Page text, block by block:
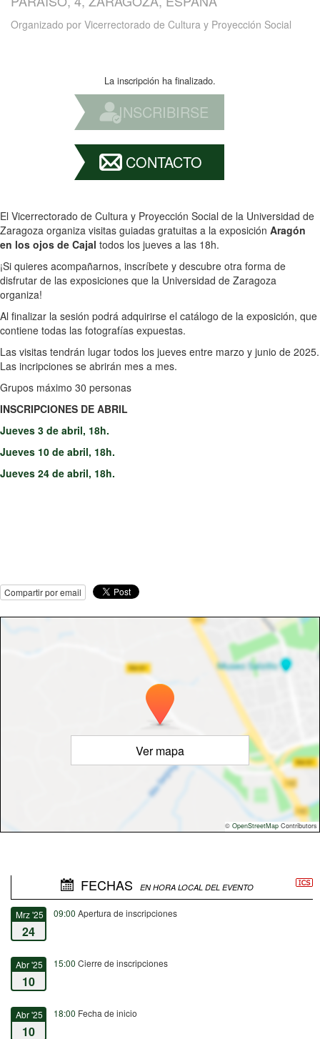
Organizado por Vicerrectorado de Cultura y Proyección Social
La inscripción ha finalizado.
INSCRIBIRSE
CONTACTO
El Vicerrectorado de Cultura y Proyección Social de la Universidad de
Zaragoza organiza visitas guiadas gratuitas a la exposición Aragón
en los ojos de Cajal todos los jueves a las 18h.
¡Si quieres acompañarnos, inscríbete y descubre otra forma de
disfrutar de las exposiciones que la Universidad de Zaragoza
organiza!
Al finalizar la sesión podrá adquirirse el catálogo de la exposición, que
contiene todas las fotografías expuestas.
Las visitas tendrán lugar todos los jueves entre marzo y junio de 2025.
Las incripciones se abrirán mes a mes.
Grupos máximo 30 personas
INSCRIPCIONES DE ABRIL
Jueves 3 de abril, 18h.
Jueves 10 de abril, 18h.
Jueves 24 de abril, 18h.
Compartir por email
Ver mapa
© OpenStreetMap Contributors
FECHAS EN HORA LOCAL DEL EVENTO
Mrz '25
24
09:00 Apertura de inscripciones
Abr '25
10
15:00 Cierre de inscripciones
Abr '25
10
18:00 Fecha de inicio